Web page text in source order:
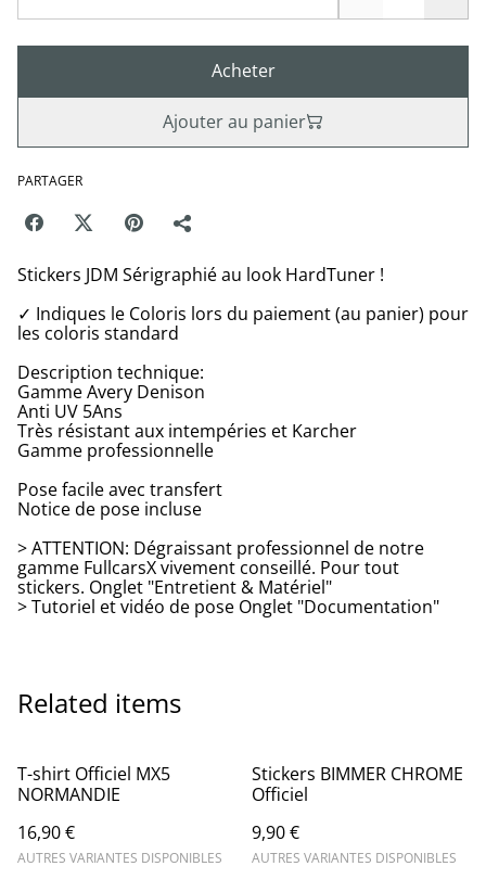
Acheter
Ajouter au panier
PARTAGER
Stickers JDM Sérigraphié au look HardTuner !
✓ Indiques le Coloris lors du paiement (au panier) pour
les coloris standard
Description technique:
Gamme Avery Denison
Anti UV 5Ans
Très résistant aux intempéries et Karcher
Gamme professionnelle
Pose facile avec transfert
Notice de pose incluse
> ATTENTION: Dégraissant professionnel de notre
gamme FullcarsX vivement conseillé. Pour tout
stickers. Onglet "Entretient & Matériel"
> Tutoriel et vidéo de pose Onglet "Documentation"
Related items
T-shirt Officiel MX5
NORMANDIE
16,90 €
AUTRES VARIANTES DISPONIBLES
Stickers BIMMER CHROME
Officiel
9,90 €
AUTRES VARIANTES DISPONIBLES